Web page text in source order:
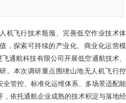
机飞行技术瓶颈、完善低空作业技术体
，探索可持续的产业化、商业化运营模
通航科技有限公司开展低空通航技术、
。本次调研重点围绕山地无人机飞行控
管控、标准化运维体系、多场景适配能
依托通航企业成熟的技术积淀与落地经